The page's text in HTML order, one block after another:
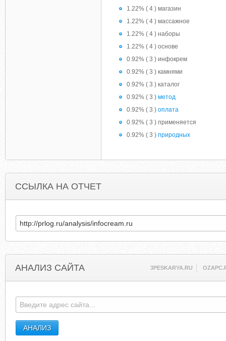
1.22% ( 4 ) магазин
1.22% ( 4 ) массажное
1.22% ( 4 ) наборы
1.22% ( 4 ) основе
0.92% ( 3 ) инфокрем
0.92% ( 3 ) камнями
0.92% ( 3 ) каталог
0.92% ( 3 ) метод
0.92% ( 3 ) оплата
0.92% ( 3 ) применяется
0.92% ( 3 ) природных
ССЫЛКА НА ОТЧЕТ
АНАЛИЗ САЙТА 3PESKARYA.RU